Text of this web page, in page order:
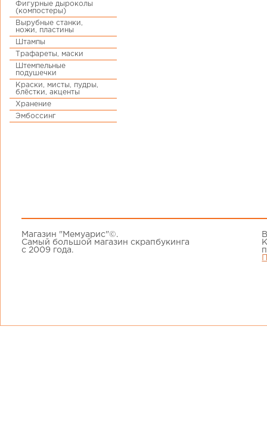
Фигурные дыроколы
(компостеры)
Вырубные станки,
ножи, пластины
Штампы
Трафареты, маски
Штемпельные
подушечки
Краски, мисты, пудры,
блёстки, акценты
Хранение
Эмбоссинг
Магазин "Мемуарис"©.
Самый большой магазин скрапбукинга
с 2009 года.